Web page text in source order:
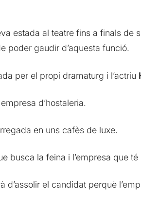
estada al teatre fins a finals de
poder gaudir d’aquesta funció.
per el propi dramaturg i l’actriu
d’hostaleria.
en uns cafès de luxe.
busca la feina i l’empresa que
el candidat perquè